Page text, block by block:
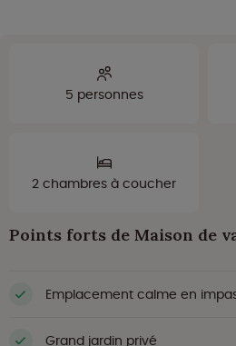
5 personnes
2 chambres à coucher
Points forts de Maison de
Emplacement calme en
Grand jardin privé